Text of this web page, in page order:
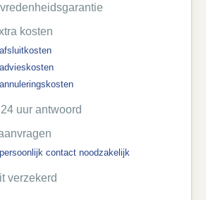
kosten
uur antwoord
contact noodzakelijk
verzekerd